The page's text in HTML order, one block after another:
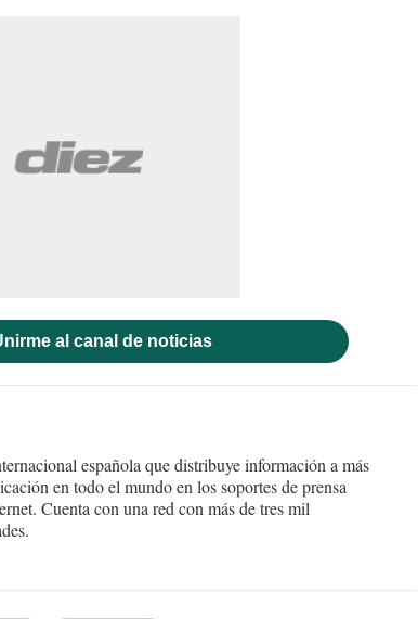
al canal de noticias
española que distribuye información a más
en todo el mundo en los soportes de prensa
Cuenta con una red con más de tres mil